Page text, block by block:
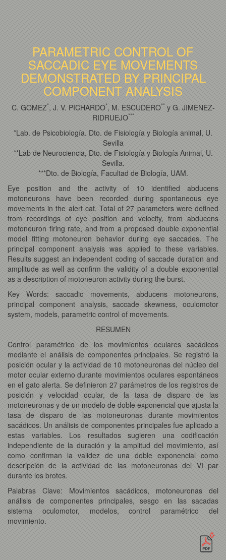
PARAMETRIC CONTROL OF
SACCADIC EYE MOVEMENTS
DEMONSTRATED BY PRINCIPAL
COMPONENT ANALYSIS
C. GOMEZ*, J. V. PICHARDO*, M. ESCUDERO**y G. JIMENEZ-
RIDRUEJO***
*Lab. de Psicobiología. Dto. de Fisiología y Biología animal, U.
Sevilla
**Lab de Neurociencia, Dto. de Fisiología y Biología Animal, U.
Sevilla.
***Dto. de Biología, Facultad de Biología, UAM.
Eye position and the activity of 10 identified abducens
motoneurons have been recorded during spontaneous eye
movements in the alert cat. Total of 27 parameters were defined
from recordings of eye position and velocity, from abducens
motoneuron firing rate, and from a proposed double exponential
model fitting motoneuron behavior during eye saccades. The
principal component analysis was applied to these variables.
Results suggest an independent coding of saccade duration and
amplitude as well as confirm the validity of a double exponential
as a description of motoneuron activity during the burst.
Key Words: saccadic movements, abducens motoneurons,
principal component analysis, saccade skewness, oculomotor
system, models, parametric control of movements.
RESUMEN
Control paramétrico de los movimientos oculares sacádicos
mediante el análisis de componentes principales. Se registró la
posición ocular y la actividad de 10 motoneuronas del núcleo del
motor ocular externo durante movimientos oculares espontáneos
en el gato alerta. Se definieron 27 parámetros de los registros de
posición y velocidad ocular, de la tasa de disparo de las
motoneuronas y de un modelo de doble exponencial que ajusta la
tasa de disparo de las motoneuronas durante movimientos
sacádicos. Un análisis de componentes principales fue aplicado a
estas variables. Los resultados sugieren una codificación
independiente de la duración y la amplitud del movimiento, así
como confirman la validez de una doble exponencial como
descripción de la actividad de las motoneuronas del VI par
durante los brotes.
Palabras Clave: Movimientos sacádicos, motoneuronas del
análisis de componentes principales, sesgo en las sacadas
sistema oculomotor, modelos, control paramétrico del
movimiento.